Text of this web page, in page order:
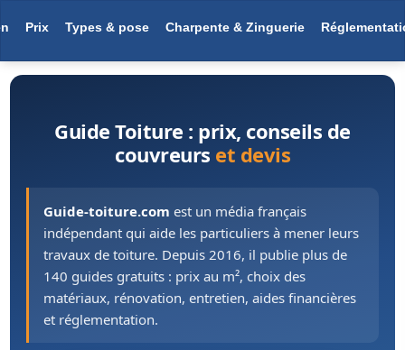
Prix Types & pose Charpente & Zinguerie
Guide Toiture : prix, conseils de
couvreurs et devis
Guide-toiture.com est un média français
indépendant qui aide les particuliers à mener leurs
travaux de toiture. Depuis 2016, il publie plus de
140 guides gratuits : prix au m², choix des
matériaux, rénovation, entretien, aides financières
et réglementation.